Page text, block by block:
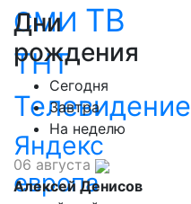
СМИ ТВ
ТНТ
Телевидение
Яндекс
европа
Дни
рождения
Сегодня
Завтра
На неделю
06 августа
Алексей Денисов